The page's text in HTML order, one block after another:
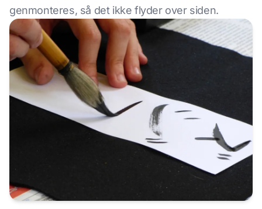
genmonteres, så det ikke flyder over siden.